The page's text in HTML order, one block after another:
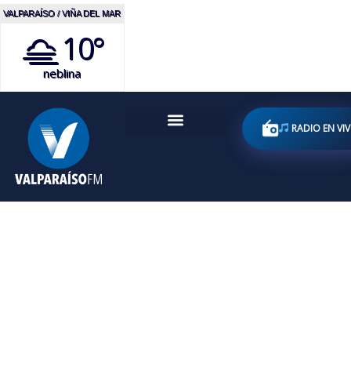
VALPARAÍSO / VIÑA DEL MAR
10°
neblina
RADIO EN